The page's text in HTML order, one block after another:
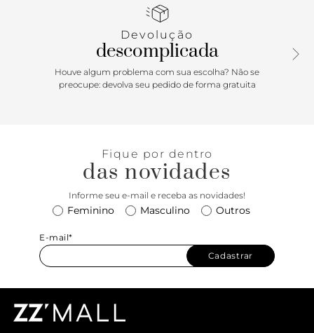
ao corpo, a camiseta feminina preta de manga curta Vans é
aparentes em pespontos nas mangas e barra, com etiqueta
tecida com logotipo Vans aplicada na lateral. Apresenta
estampa frontal icônica com assinatura Vans em “Drop V”
centralizado na altura do peito, em silk à base d’água.
Devolução
descomplicada
Houve algum problema com sua escolha? Não se
preocupe: devolva seu pedido de forma gratuita
Fique por dentro
das novidades
Informe seu e-mail e receba as novidades!
Feminino Masculino Outros
E-mail*
Cadastrar